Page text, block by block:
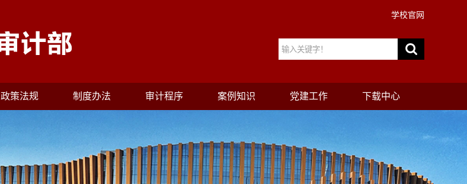
学校官网
政策法规 制度办法 审计程序 案例知识 党建工作 下载中心